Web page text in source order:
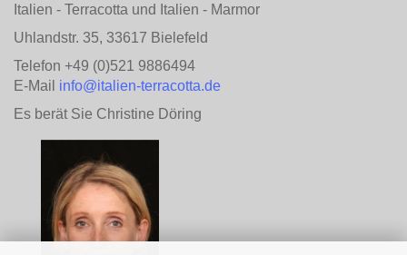
Italien - Terracotta und Italien - Marmor
Uhlandstr. 35, 33617 Bielefeld
Telefon +49 (0)521 9886494
E-Mail info@italien-terracotta.de
Es berät Sie Christine Döring